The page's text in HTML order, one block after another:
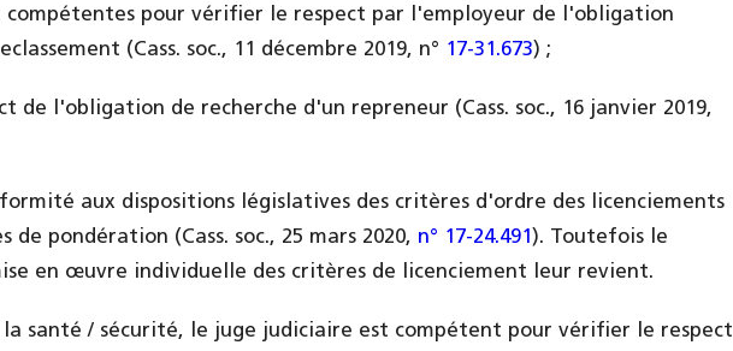
compétentes pour vérifier le respect par l'employeur de l'obligation
(Cass. soc., 11 décembre 2019, n° 17-31.673) ;
de l'obligation de recherche d'un repreneur (Cass. soc., 16 janvier 2019,
aux dispositions législatives des critères d'ordre des licenciements
de pondération (Cass. soc., 25 mars 2020, n° 17-24.491 ). Toutefois le
en œuvre individuelle des critères de licenciement leur revient.
la santé / sécurité, le juge judiciaire est compétent pour vérifier le respect